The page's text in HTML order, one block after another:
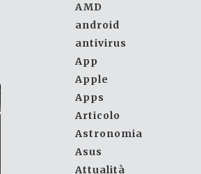
AMD
android
antivirus
App
Apple
Apps
Articolo
Astronomia
Asus
Attualità